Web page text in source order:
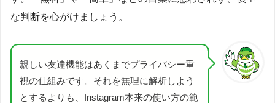
な判断を心がけましょう。
親しい友達機能はあくまでプライバシー重
視の仕組みです。それを無理に解析しよう
とするよりも、Instagram本来の使い方の範